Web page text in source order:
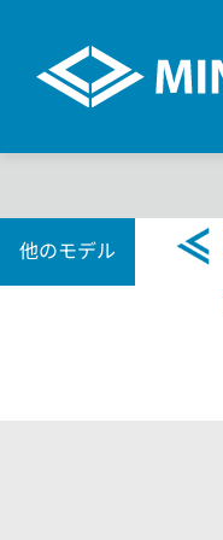
他のモデル